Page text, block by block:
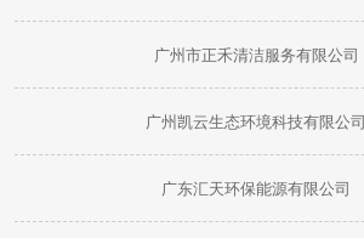
广州市正禾清洁服务有限公司
广州凯云生态环境科技有限公司
广东汇天环保能源有限公司